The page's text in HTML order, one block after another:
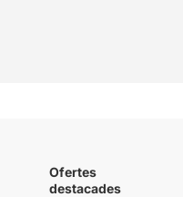
Ofertes
destacades